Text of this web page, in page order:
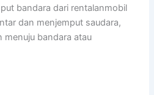
bandara dari rentalanmobil
dan menjemput saudara,
menuju bandara atau